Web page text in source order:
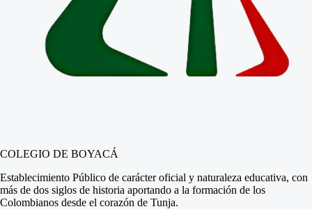
COLEGIO DE BOYACÁ
Establecimiento Público de carácter oficial y naturaleza educativa, con
más de dos siglos de historia aportando a la formación de los
Colombianos desde el corazón de Tunja.